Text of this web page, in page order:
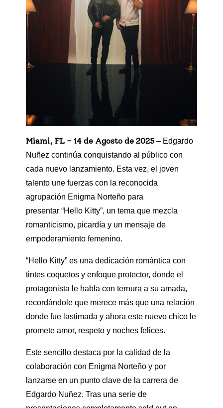
Miami, FL – 14 de Agosto de 2025 – Edgardo
Nuñez continúa conquistando al público con
cada nuevo lanzamiento. Esta vez, el joven
talento une fuerzas con la reconocida
agrupación Enigma Norteño para
presentar “Hello Kitty”, un tema que mezcla
romanticismo, picardía y un mensaje de
empoderamiento femenino.
“Hello Kitty” es una dedicación romántica con
tintes coquetos y enfoque protector, donde el
protagonista le habla con ternura a su amada,
recordándole que merece más que una relación
donde fue lastimada y ahora este nuevo chico le
promete amor, respeto y noches felices.
Este sencillo destaca por la calidad de la
colaboración con Enigma Norteño y por
lanzarse en un punto clave de la carrera de
Edgardo Nuñez. Tras una serie de